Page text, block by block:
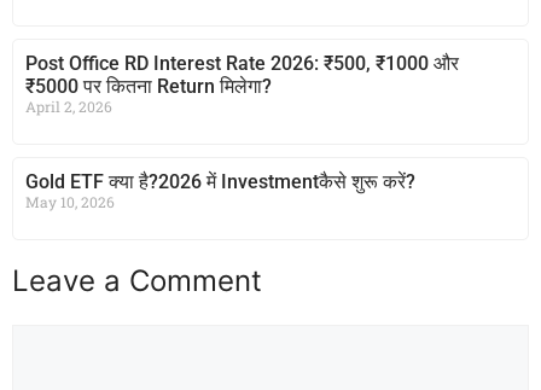
Post Office RD Interest Rate 2026: ₹500, ₹1000 और
₹5000 पर कितना Return मिलेगा?
April 2, 2026
Gold ETF क्या है?2026 में Investmentकैसे शुरू करें?
May 10, 2026
Leave a Comment